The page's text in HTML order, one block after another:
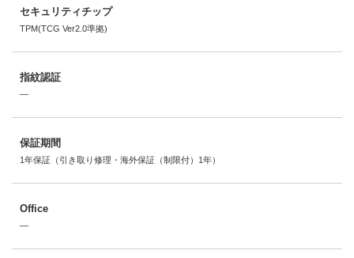
セキュリティチップ
TPM(TCG Ver2.0準拠)
指紋認証
―
保証期間
1年保証（引き取り修理・海外保証（制限付）1年）
Office
―